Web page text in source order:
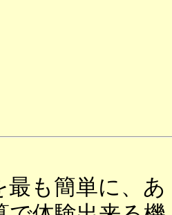
最も簡単に、あ